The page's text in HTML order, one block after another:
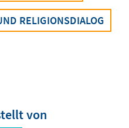
RELIGIONSDIALOG
von